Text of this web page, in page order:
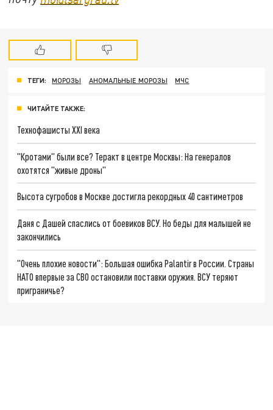
ТЕГИ: МОРОЗЫ АНОМАЛЬНЫЕ МОРОЗЫ МЧС
ЧИТАЙТЕ ТАКЖЕ:
Технофашисты XXI века
"Кротами" были все? Теракт в центре Москвы: На генералов
охотятся "живые дроны"
Высота сугробов в Москве достигла рекордных 40 сантиметров
Даня с Дашей спаслись от боевиков ВСУ. Но беды для малышей не
закончились
"Очень плохие новости": Большая ошибка Palantir в России. Страны
НАТО впервые за СВО остановили поставки оружия. ВСУ теряют
приграничье?